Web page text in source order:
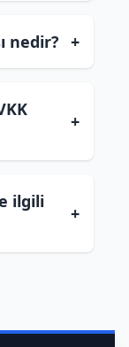
nedir? +
+
ilgili
+